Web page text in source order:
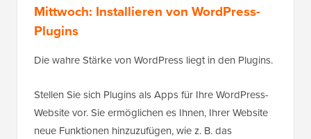
Mittwoch: Installieren von WordPress-
Plugins
Die wahre Stärke von WordPress liegt in den Plugins.
Stellen Sie sich Plugins als Apps für Ihre WordPress-
Website vor. Sie ermöglichen es Ihnen, Ihrer Website
neue Funktionen hinzuzufügen, wie z. B. das